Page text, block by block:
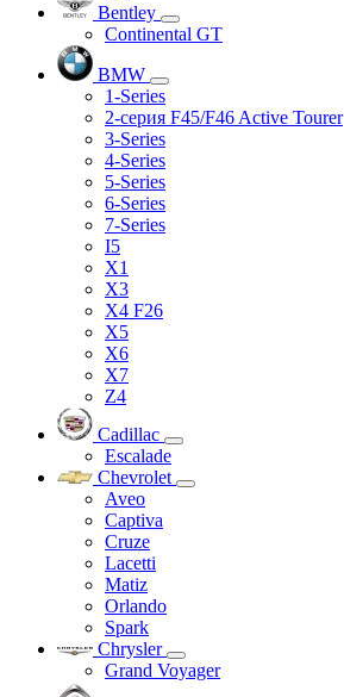
Bentley
Continental GT
BMW
1-Series
2-серия F45/F46 Active Tourer
3-Series
4-Series
5-Series
6-Series
7-Series
I5
X1
X3
X4 F26
X5
X6
X7
Z4
Cadillac
Escalade
Chevrolet
Aveo
Captiva
Cruze
Lacetti
Matiz
Orlando
Spark
Chrysler
Grand Voyager